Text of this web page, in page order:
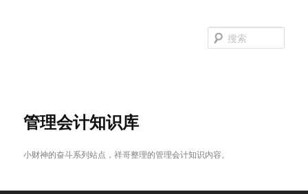
管理会计知识库
小财神的奋斗系列站点，祥哥整理的管理会计知识内容。
索